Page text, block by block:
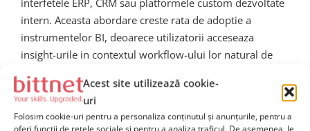
Acest site utilizează cookie-
uri
Folosim cookie-uri pentru a personaliza conținutul și anunțurile, pentru a
oferi funcții de rețele sociale și pentru a analiza traficul. De asemenea, le
interfetele ERP, CRM sau platformele custom dezvoltate
intern. Aceasta abordare creste rata de adoptie a
instrumentelor BI, deoarece utilizatorii acceseaza
insight-urile in contextul workflow-ului lor natural de
separate.